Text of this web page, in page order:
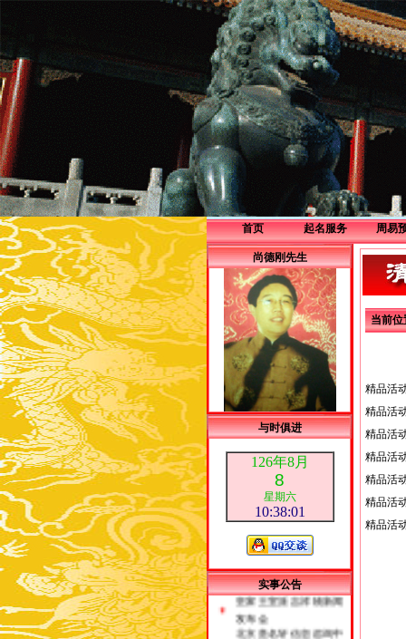
首页 起名服务
企业服务
个人服务
周易
尚德刚先生
与时俱进
126年8月
8
星期六
10:38:01
实事公告
荣誉客户
皇家王室派吉祥物新闻
发布会
北京贵名轩信息咨询中
心为客户放生祈福大型
当前位
精品活
精品活
精品活
精品活
精品活
精品活
精品活